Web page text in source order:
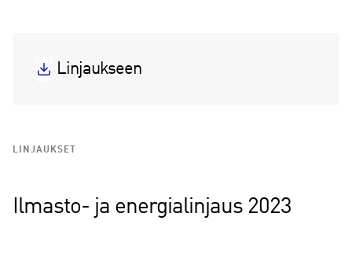
Linjaukseen
aa
LINJAUKSET
Ilmasto- ja energialinjaus 2023